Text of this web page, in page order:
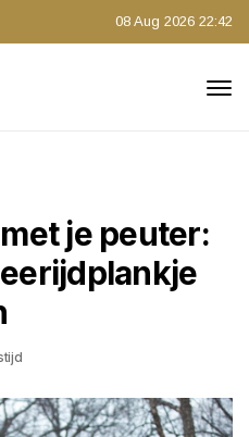
08 Aug 2026 22:42
je peuter: